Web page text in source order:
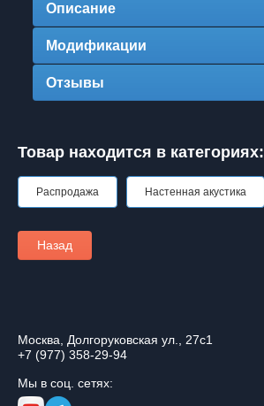
Описание
Модификации
Отзывы
Товар находится в категориях:
Распродажа Настенная акустика
Назад
Москва, Долгоруковская ул., 27с1
+7 (977) 358-29-94
Мы в соц. сетях: